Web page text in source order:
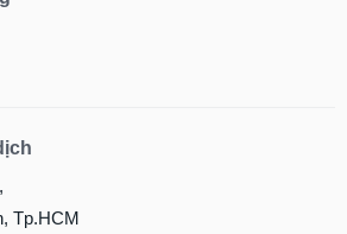
Tp.HCM